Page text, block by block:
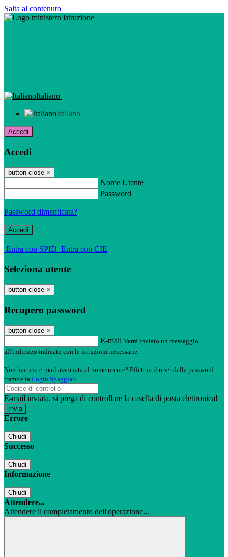
Salta al contenuto
Italiano
Italiano
Accedi
Accedi
button close ×
Nome Utente
Password
Password dimenticata?
-
Entra con SPID Entra con CIE
Seleziona utente
button close ×
Recupero password
button close ×
E-mail Verrà inviato un messaggio
all'indirizzo indicato con le istruzioni necessarie.
Non hai una e-mail associata al nome utente? Effettua il reset della password
tramite la Login Spaggiari
E-mail inviata, si prega di controllare la casella di posta elettronica!
Errore
Chiudi
Successo
Chiudi
Informazione
Chiudi
Attendere...
Attendere il completamento dell'operazione...